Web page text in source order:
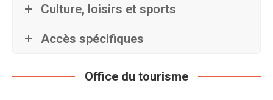
Culture, loisirs et sports
Accès spécifiques
Office du tourisme